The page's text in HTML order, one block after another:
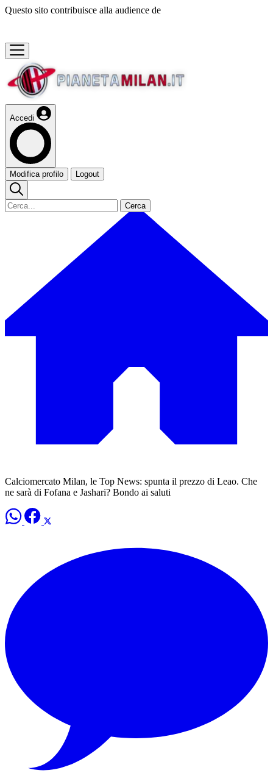
Questo sito contribuisce alla audience de
Accedi
Modifica profilo Logout
Cerca
Calciomercato Milan, le Top News: spunta il prezzo di Leao. Che
ne sarà di Fofana e Jashari? Bondo ai saluti